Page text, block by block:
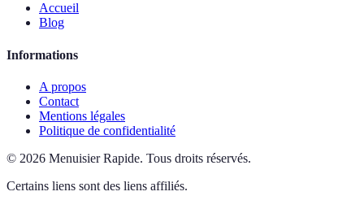
Accueil
Blog
Informations
A propos
Contact
Mentions légales
Politique de confidentialité
© 2026 Menuisier Rapide. Tous droits réservés.
Certains liens sont des liens affiliés.